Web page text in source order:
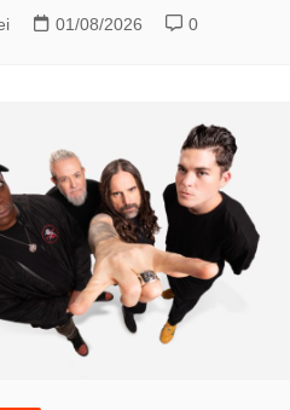
01/08/2026 0